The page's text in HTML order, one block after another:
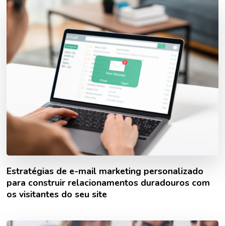
Estratégias de e-mail marketing personalizado
para construir relacionamentos duradouros com
os visitantes do seu site